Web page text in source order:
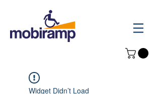
Widget Didn’t Load